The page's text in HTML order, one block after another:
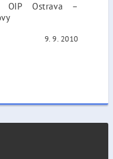
OIP Ostrava –
9. 9. 2010